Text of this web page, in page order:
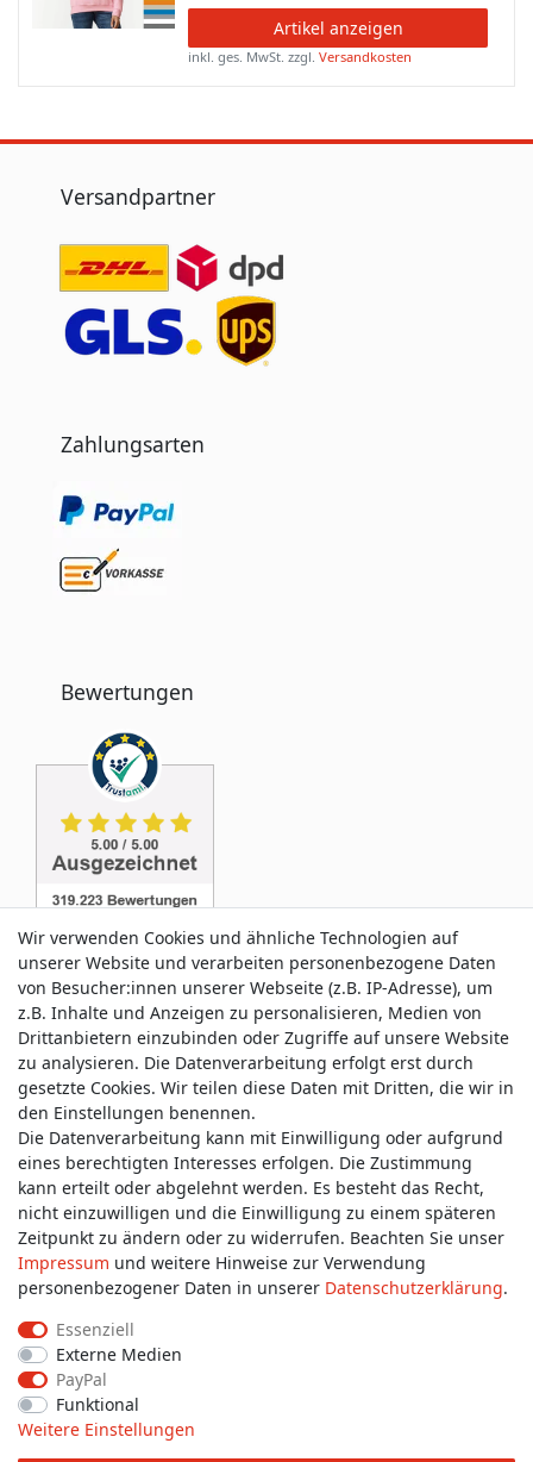
Artikel anzeigen
inkl. ges. MwSt. zzgl.Versandkosten
Versandpartner
Zahlungsarten
Bewertungen
Service & Kontakt
Wünschen Sie einen Rückruf?
service@allmyclothes.de
Schreiben Sie uns:
service@allmyclothes.de
Impressum
Widerrufs­recht
Wir verwenden Cookies und ähnliche Technologien auf
unserer Website und verarbeiten personenbezogene Daten
von Besucher:innen unserer Webseite (z.B. IP-Adresse), um
z.B. Inhalte und Anzeigen zu personalisieren, Medien von
Drittanbietern einzubinden oder Zugriffe auf unsere Website
zu analysieren. Die Datenverarbeitung erfolgt erst durch
gesetzte Cookies. Wir teilen diese Daten mit Dritten, die wir in
den Einstellungen benennen.
Die Datenverarbeitung kann mit Einwilligung oder aufgrund
eines berechtigten Interesses erfolgen. Die Zustimmung
kann erteilt oder abgelehnt werden. Es besteht das Recht,
nicht einzuwilligen und die Einwilligung zu einem späteren
Zeitpunkt zu ändern oder zu widerrufen. Beachten Sie unser
Impressum und weitere Hinweise zur Verwendung
personenbezogener Daten in unserer Daten­schutz­erklärung.
Essenziell
Externe Medien
PayPal
Funktional
Weitere Einstellungen